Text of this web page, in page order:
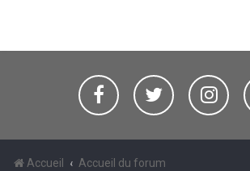
Accueil Accueil du forum